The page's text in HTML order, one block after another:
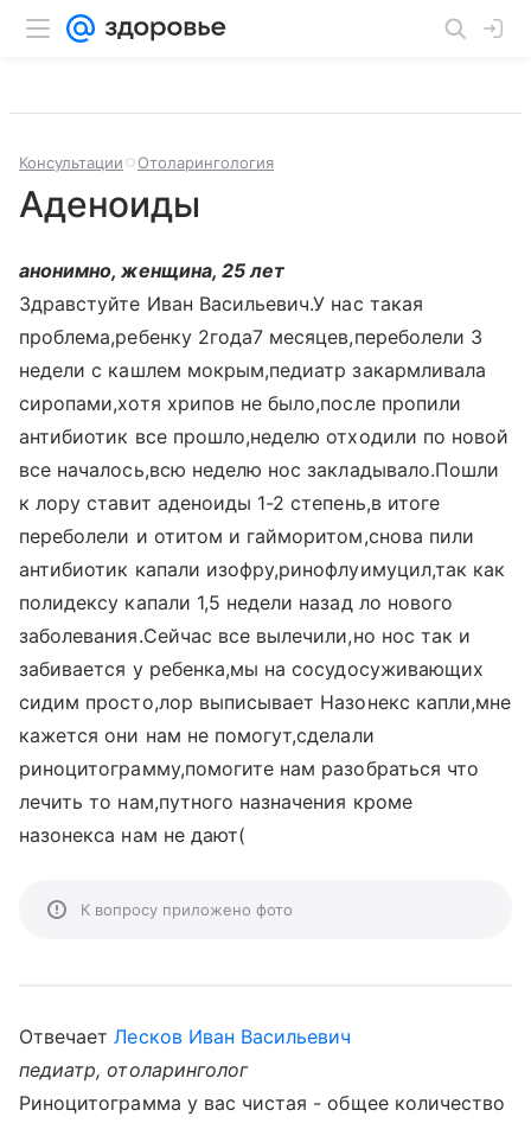
Консультации Отоларингология
Аденоиды
анонимно, женщина, 25 лет
Здравстуйте Иван Васильевич.У нас такая
проблема,ребенку 2года7 месяцев,переболели 3
недели с кашлем мокрым,педиатр закармливала
сиропами,хотя хрипов не было,после пропили
антибиотик все прошло,неделю отходили по новой
все началось,всю неделю нос закладывало.Пошли
к лору ставит аденоиды 1-2 степень,в итоге
переболели и отитом и гайморитом,снова пили
антибиотик капали изофру,ринофлуимуцил,так как
полидексу капали 1,5 недели назад ло нового
заболевания.Сейчас все вылечили,но нос так и
забивается у ребенка,мы на сосудосуживающих
сидим просто,лор выписывает Назонекс капли,мне
кажется они нам не помогут,сделали
риноцитограмму,помогите нам разобраться что
лечить то нам,путного назначения кроме
назонекса нам не дают(
К вопросу приложено фото
ОтвечаетЛесков Иван Васильевич
педиатр, отоларинголог
Риноцитограмма у вас чистая - общее количество